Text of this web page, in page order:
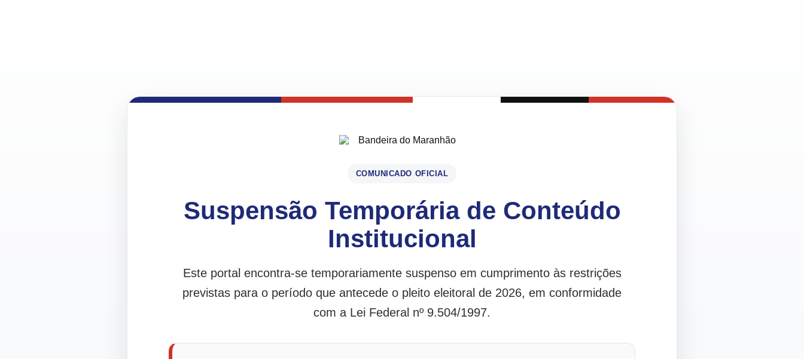
COMUNICADO OFICIAL
Suspensão Temporária de Conteúdo
Institucional
Este portal encontra-se temporariamente suspenso em cumprimento às restrições
previstas para o período que antecede o pleito eleitoral de 2026, em conformidade
com a Lei Federal nº 9.504/1997.